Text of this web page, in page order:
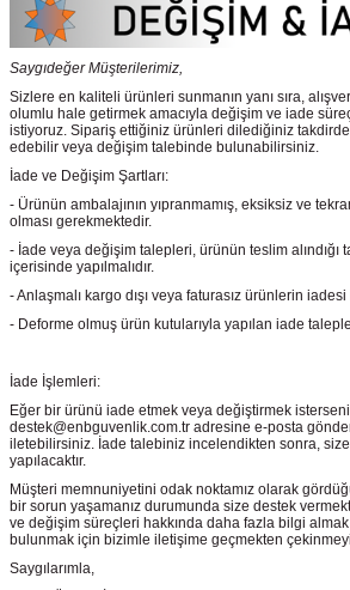
Saygıdeğer Müşterilerimiz,
Sizlere en kaliteli ürünleri sunmanın yanı sıra,
olumlu hale getirmek amacıyla değişim ve iade
istiyoruz. Sipariş ettiğiniz ürünleri dilediğiniz
edebilir veya değişim talebinde bulunabilirsiniz.
İade ve Değişim Şartları:
- Ürünün ambalajının yıpranmamış, eksiksiz ve
olması gerekmektedir.
- İade veya değişim talepleri, ürünün teslim alındığı
içerisinde yapılmalıdır.
- Anlaşmalı kargo dışı veya faturasız ürünlerin
- Deforme olmuş ürün kutularıyla yapılan iade
İade İşlemleri:
Eğer bir ürünü iade etmek veya değiştirmek
destek@enbguvenlik.com.tr adresine e-posta
iletebilirsiniz. İade talebiniz incelendikten sonra,
yapılacaktır.
Müşteri memnuniyetini odak noktamız olarak
bir sorun yaşamanız durumunda size destek
ve değişim süreçleri hakkında daha fazla bilgi
bulunmak için bizimle iletişime geçmekten
Saygılarımla,